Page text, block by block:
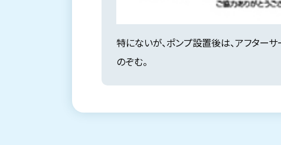
特にないが、ポンプ設置後は、アフター
のぞむ。